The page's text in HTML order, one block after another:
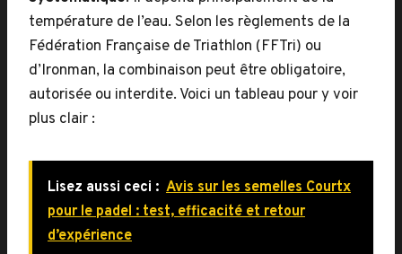
température de l’eau. Selon les règlements de la
Fédération Française de Triathlon (FFTri) ou
d’Ironman, la combinaison peut être obligatoire,
autorisée ou interdite. Voici un tableau pour y voir
plus clair :
Lisez aussi ceci : Avis sur les semelles Courtx
pour le padel : test, efficacité et retour
d’expérience